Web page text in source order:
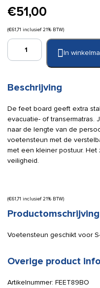
€51,00
(€61,71 inclusief 21% BTW)
S-
CAPEPLUS
Board
In
Beschrijving
De feet board geeft extra
evacuatie- of transermatras.
naar de lengte van de
voetensteun met de
met een kleiner postuur.
veiligheid.
(€61,71 inclusief 21% BTW)
Productomschrijving
Voetensteun geschikt voor S-
Overige product
Artikelnummer: FEET89BO